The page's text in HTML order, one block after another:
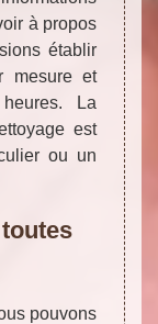
à propos
établir
mesure et
La
est
ou un
pouvons